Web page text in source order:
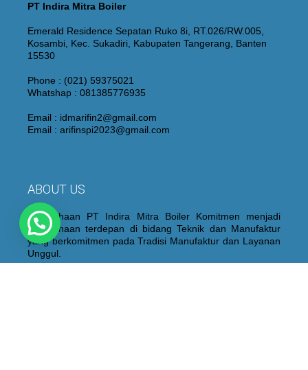
PT Indira Mitra Boiler
Emerald Residence Sepatan Ruko 8i, RT.026/RW.005,
Kosambi, Kec. Sukadiri, Kabupaten Tangerang, Banten
15530
Phone : (021) 59375021
Whatshap : 081385776935
Email : idmarifin2@gmail.com
Email : arifinspi2023@gmail.com
ABOUT US
Perusahaan PT Indira Mitra Boiler Komitmen menjadi
Perusahaan terdepan di bidang Teknik dan Manufaktur
yang berkomitmen pada Tradisi Manufaktur dan Layanan
Unggul.